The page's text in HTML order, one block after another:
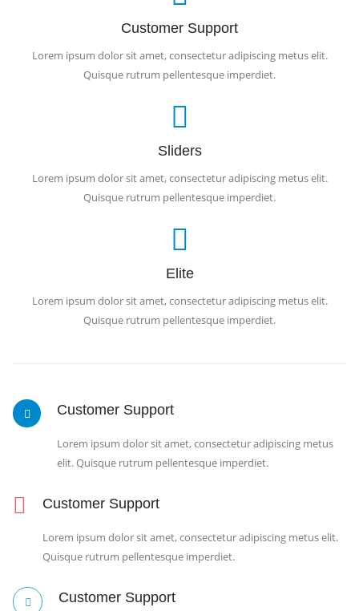
Customer Support
Lorem ipsum dolor sit amet, consectetur adipiscing metus elit.
Quisque rutrum pellentesque imperdiet.
Sliders
Lorem ipsum dolor sit amet, consectetur adipiscing metus elit.
Quisque rutrum pellentesque imperdiet.
Elite
Lorem ipsum dolor sit amet, consectetur adipiscing metus elit.
Quisque rutrum pellentesque imperdiet.
Customer Support
Lorem ipsum dolor sit amet, consectetur adipiscing metus
elit. Quisque rutrum pellentesque imperdiet.
Customer Support
Lorem ipsum dolor sit amet, consectetur adipiscing metus elit.
Quisque rutrum pellentesque imperdiet.
Customer Support